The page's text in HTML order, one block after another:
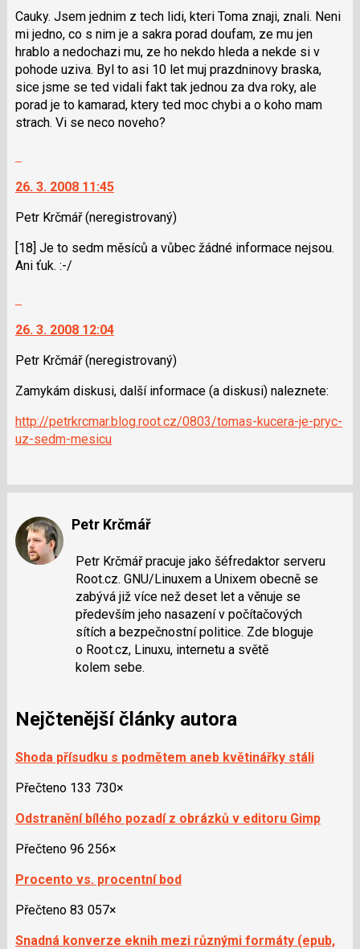
následující
a
P
pro
předchozí
nový
názor
K
navigaci
lze
použít
klávesy
N
P
předchozí
názor
Cauky. Jsem jednim z tech lidi, kteri Toma znaji, znali. Neni
mi jedno, co s nim je a sakra porad doufam, ze mu jen
hrablo a nedochazi mu, ze ho nekdo hleda a nekde si v
pohode uziva. Byl to asi 10 let muj prazdninovy braska,
sice jsme se ted vidali fakt tak jednou za dva roky, ale
porad je to kamarad, ktery ted moc chybi a o koho mam
strach. Vi se neco noveho?
další
názor.
K
navigaci
lze
klávesy
pro
a
P
pro
názor
26. 3. 2008 11:45
Petr Krčmář (neregistrovaný)
[18] Je to sedm měsíců a vůbec žádné informace nejsou.
Ani ťuk. :-/
další
názor.
navigaci
lze
použít
N
následující
a
P
předchozí
26. 3. 2008 12:04
Petr Krčmář (neregistrovaný)
Zamykám diskusi, další informace (a diskusi) naleznete:
http://petrkrcmar.blog.root.cz/0803/tomas-kucera-je-pryc-
uz-sedm-mesicu
Petr Krčmář
Petr Krčmář pracuje jako šéfredaktor serveru
Root.cz. GNU/Linuxem a Unixem obecně se
zabývá již více než deset let a věnuje se
především jeho nasazení v počítačových
sítích a bezpečnostní politice. Zde bloguje
o Root.cz, Linuxu, internetu a světě
kolem sebe.
Nejčtenější články autora
Shoda přísudku s podmětem aneb květinářky stáli
Přečteno 133 730×
Odstranění bílého pozadí z obrázků v editoru Gimp
Přečteno 96 256×
Procento vs. procentní bod
Přečteno 83 057×
Snadná konverze eknih mezi různými formáty (epub,